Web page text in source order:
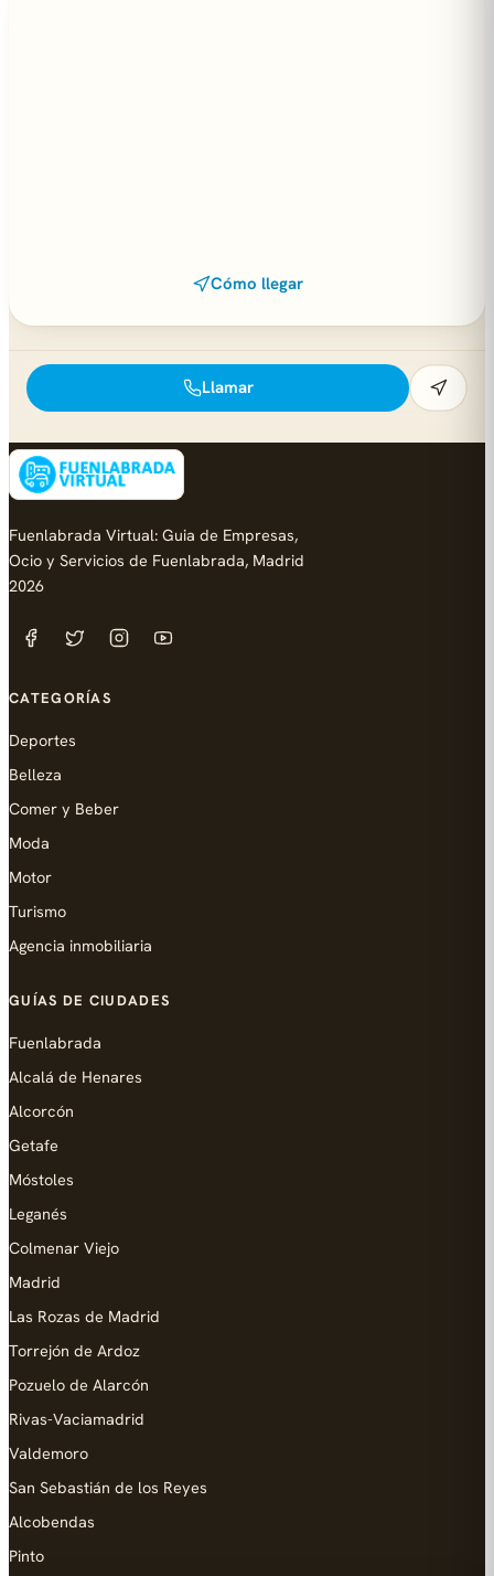
Cómo llegar
Llamar
Fuenlabrada Virtual: Guia de Empresas,
Ocio y Servicios de Fuenlabrada, Madrid
2026
CATEGORÍAS
Deportes
Belleza
Comer y Beber
Moda
Motor
Turismo
Agencia inmobiliaria
GUÍAS DE CIUDADES
Fuenlabrada
Alcalá de Henares
Alcorcón
Getafe
Móstoles
Leganés
Colmenar Viejo
Madrid
Las Rozas de Madrid
Torrejón de Ardoz
Pozuelo de Alarcón
Rivas-Vaciamadrid
Valdemoro
San Sebastián de los Reyes
Alcobendas
Pinto